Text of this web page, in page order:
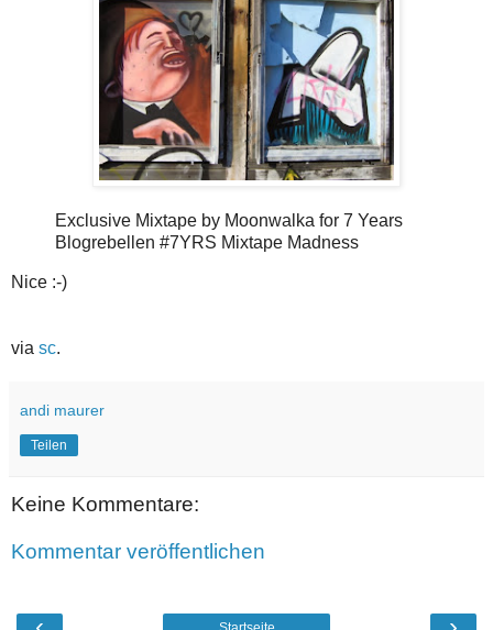
Exclusive Mixtape by Moonwalka for 7 Years
Blogrebellen #7YRS Mixtape Madness
Nice :-)
via sc.
andi maurer
Teilen
Keine Kommentare:
Kommentar veröffentlichen